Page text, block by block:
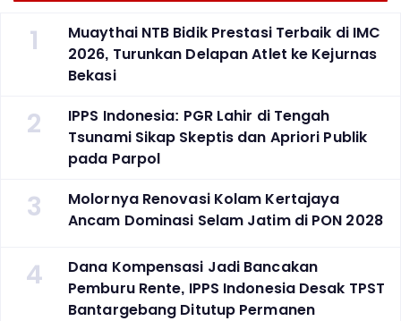
1
Muaythai NTB Bidik Prestasi Terbaik di IMC
2026, Turunkan Delapan Atlet ke Kejurnas
Bekasi
2
IPPS Indonesia: PGR Lahir di Tengah
Tsunami Sikap Skeptis dan Apriori Publik
pada Parpol
3
Molornya Renovasi Kolam Kertajaya
Ancam Dominasi Selam Jatim di PON 2028
4
Dana Kompensasi Jadi Bancakan
Pemburu Rente, IPPS Indonesia Desak TPST
Bantargebang Ditutup Permanen